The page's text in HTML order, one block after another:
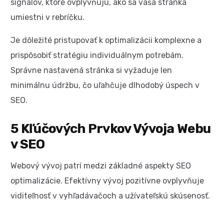
signálov, ktoré ovplyvňujú, ako sa vaša stránka
umiestni v rebríčku.
Je dôležité pristupovať k optimalizácii komplexne a
prispôsobiť stratégiu individuálnym potrebám.
Správne nastavená stránka si vyžaduje len
minimálnu údržbu, čo uľahčuje dlhodobý úspech v
SEO.
5 Kľúčových Prvkov Vývoja Webu
v SEO
Webový vývoj patrí medzi základné aspekty SEO
optimalizácie. Efektívny vývoj pozitívne ovplyvňuje
viditeľnosť v vyhľadávačoch a užívateľskú skúsenosť.